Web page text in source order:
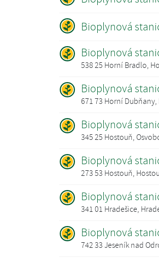
Bioplynová
Bioplynová
538 25 Horní Bradlo,
Bioplynová
671 73 Horní Dubňany,
Bioplynová
345 25 Hostouň,
Bioplynová
273 53 Hostouň,
Bioplynová
341 01 Hradešice,
Bioplynová
742 33 Jeseník nad